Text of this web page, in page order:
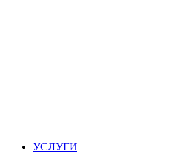
УСЛУГИ